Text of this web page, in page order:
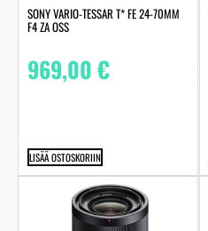
SONY VARIO-TESSAR T* FE 24-70MM
F4 ZA OSS
969,00€
LISÄÄ OSTOSKORIIN